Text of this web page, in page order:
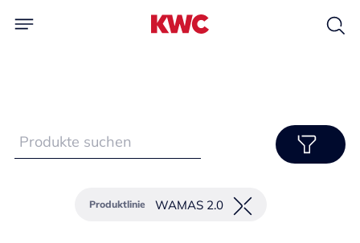
Produktlinie WAMAS 2.0